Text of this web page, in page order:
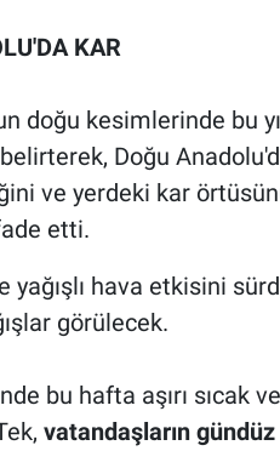
KAR
doğu kesimlerinde bu yıl
Doğu
ve yerdeki kar
etti.
yağışlı hava etkisini
görülecek.
bu hafta aşırı sıcak
vatandaşların